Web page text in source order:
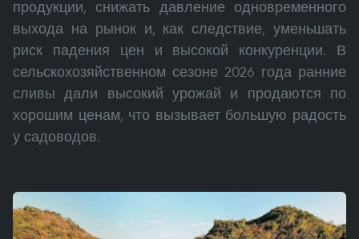
продукции, снижать давление одновременного
выхода на рынок и, как следствие, уменьшать
риск падения цен и высокой конкуренции. В
сельскохозяйственном сезоне 2026 года ранние
сливы дали высокий урожай и продаются по
хорошим ценам, что вызывает большую радость
у садоводов.